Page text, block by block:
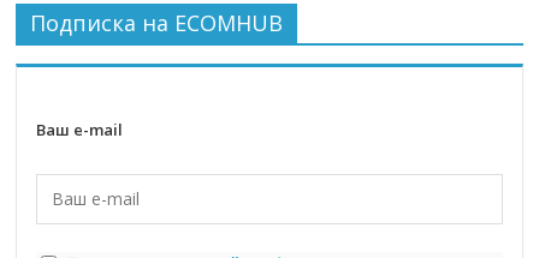
Подписка на ECOMHUB
Ваш e-mail